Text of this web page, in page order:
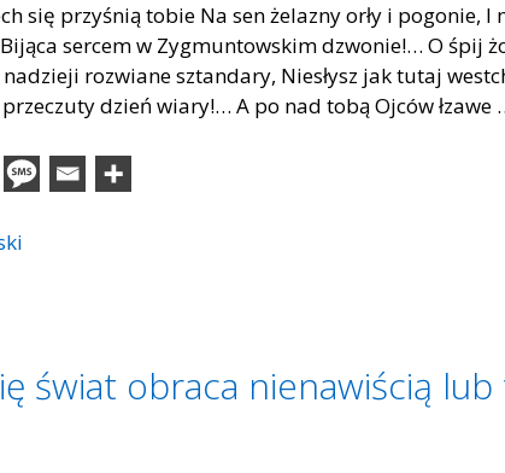
się przyśnią tobie Na sen żelazny orły i pogonie, I
sercem w Zygmuntowskim dzwonie!… O śpij
rozwiane sztandary, Niesłysz jak tutaj
dzień wiary!… A po nad tobą Ojców łzawe
świat obraca nienawiścią